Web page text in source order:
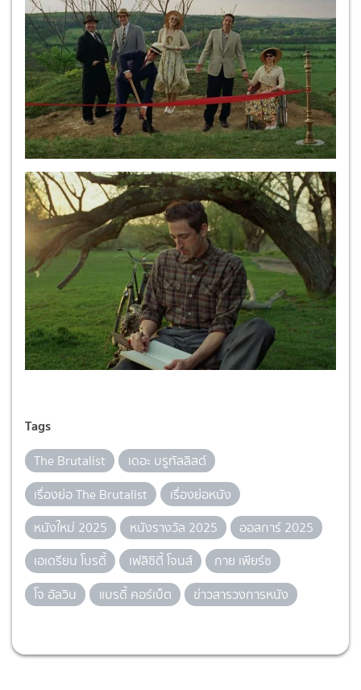
Tags
The Brutalist
เดอะ บรูทัลลิสต์
เรื่องย่อ The Brutalist
เรื่องย่อหนัง
หนังใหม่ 2025
หนังรางวัล 2025
ออสการ์ 2025
เอเดรียน โบรดี้
เฟลิซิตี้ โจนส์
กาย เพียร์ซ
โจ อัลวิน
แบรดี้ คอร์เบ็ต ข่าวสารวงการหนัง